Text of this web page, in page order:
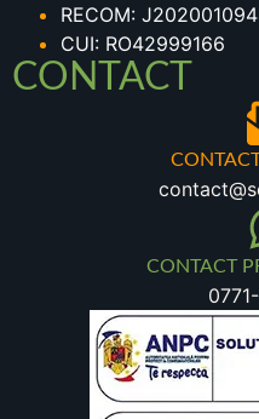
RECOM:
CUI: RO42999166
CONTACT
CONTACT